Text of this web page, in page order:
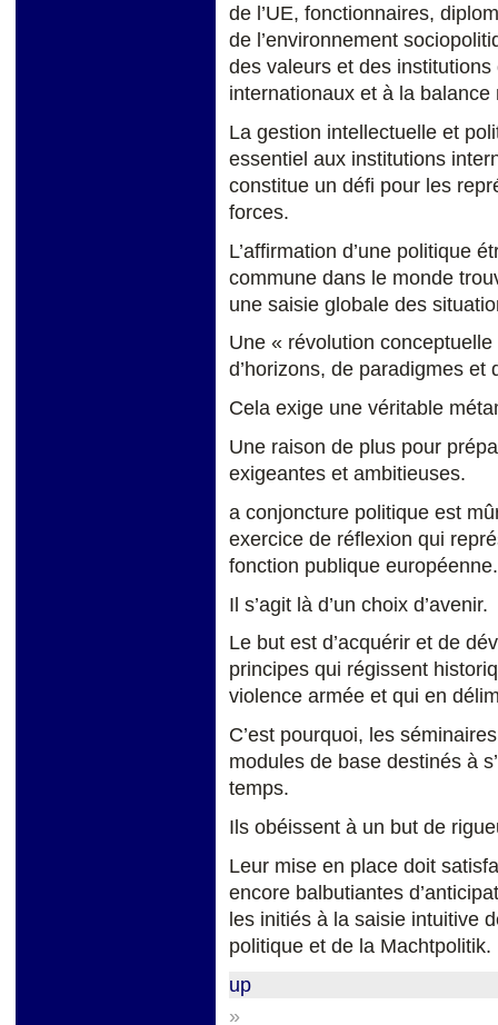
de l’UE, fonctionnaires,
de l’environnement
des valeurs et des
internationaux et à la
La gestion intellectuelle et
essentiel aux institutions
constitue un défi pour les
forces.
L’affirmation d’une politique
commune dans le monde
une saisie globale des
Une « révolution
d’horizons, de paradigmes et
Cela exige une véritable
Une raison de plus pour
exigeantes et ambitieuses.
a conjoncture politique est
exercice de réflexion qui
fonction publique européenne.
Il s’agit là d’un choix d’avenir.
Le but est d’acquérir et de
principes qui régissent
violence armée et qui en
C’est pourquoi, les
modules de base destinés à
temps.
Ils obéissent à un but de
Leur mise en place doit
encore balbutiantes
les initiés à la saisie intuitive
politique et de la Machtpolitik.
up
»